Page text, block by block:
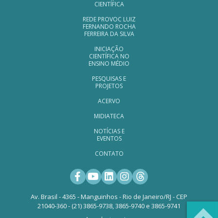
CIENTÍFICA
REDE PROVOC LUIZ
FERNANDO ROCHA
FERREIRA DA SILVA
INICIAÇÃO
CIENTÍFICA NO
ENSINO MÉDIO
PESQUISAS E
PROJETOS
ACERVO
MIDIATECA
NOTÍCIAS E
EVENTOS
CONTATO
Facebook
Youtube
LinkedIn
Instagram
Threads
Av. Brasil - 4365 - Manguinhos - Rio de Janeiro/RJ - CEP
21040-360 - (21) 3865-9738, 3865-9740 e 3865-9741